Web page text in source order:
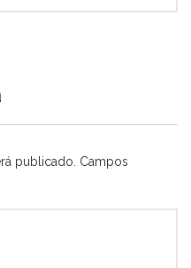
publicado. Campos